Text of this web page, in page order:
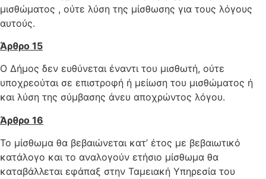
μισθώματος , ούτε λύση της μίσθωσης για τους λόγους
αυτούς.
Άρθρο 15
Ο Δήμος δεν ευθύνεται έναντι του μισθωτή, ούτε
υποχρεούται σε επιστροφή ή μείωση του μισθώματος ή
και λύση της σύμβασης άνευ αποχρώντος λόγου.
Άρθρο 16
Το μίσθωμα θα βεβαιώνεται κατ’ έτος με βεβαιωτικό
κατάλογο και το αναλογούν ετήσιο μίσθωμα θα
καταβάλλεται εφάπαξ στην Ταμειακή Υπηρεσία του